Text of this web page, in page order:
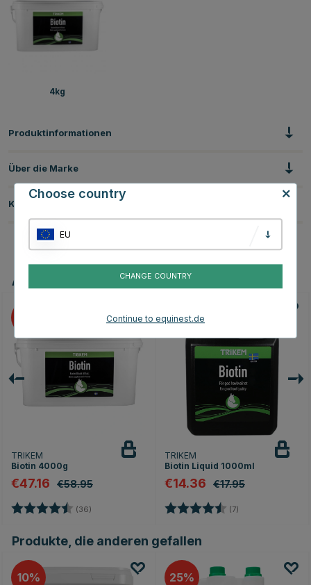
4kg
Produktinformationen
Über die Marke
Kundenbewertungen
Andere Produkte, die Ihnen gefallen könnten
TRIKEM
Biotin 4000g
€47.16 €58.95
Bewertung: (36) 4.7 von 5 Sternen
20
TRIKEM
Biotin Liquid 1000ml
€14.36 €17.95
Bewertung: (7)
Produkte, die anderen gefallen
10 25
Choose country
EU
CHANGE COUNTRY
Continue to equinest.de